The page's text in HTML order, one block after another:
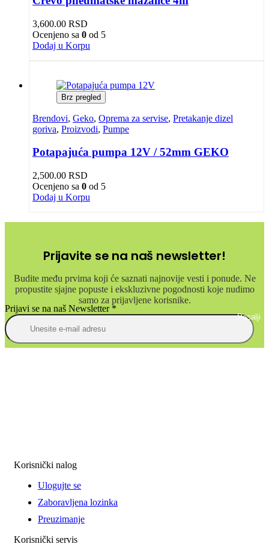
3,600.00 RSD
Ocenjeno sa 0 od 5
Dodaj u Korpu
Brz pregled
Brendovi, Geko, Oprema za servise, Pretakanje dizel
goriva, Proizvodi, Pumpe
Potapajuća pumpa 12V / 52mm GEKO
2,500.00 RSD
Ocenjeno sa 0 od 5
Dodaj u Korpu
Prijavite se na naš newsletter!
Budite među prvima koji će saznati najnovije vesti i ponude. Ne
propustite sjajne popuste i ekskluzivne pogodnosti koje nudimo
samo za prijavljene korisnike.
Prijavi se na naš Newsletter*
Posalji
Korisnički nalog
Ulogujte se
Zaboravljena lozinka
Preuzimanje
Korisnički servis